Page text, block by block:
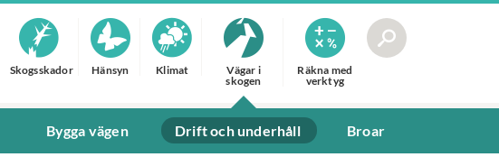
Skogsskador Hänsyn Klimat
Vägar i
skogen
Räkna med
verktyg
Bygga vägen Drift och underhåll Broar